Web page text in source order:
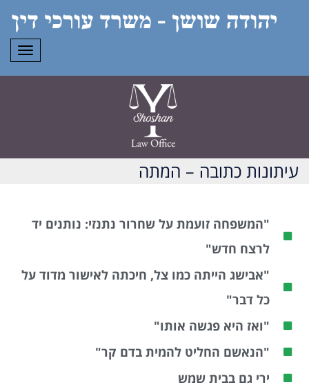
עיתונות כתובה – המתה
"המשפחה זועמת על שחרור נתנזי: נותנים יד
לרצח חדש"
"אבישג הייתה כמו צל, חיכתה לאישור מדוד על
כל דבר"
"ואז היא פגשה אותו"
"הנאשם החליט להמית בדם קר"
ירי גם בבית שמש